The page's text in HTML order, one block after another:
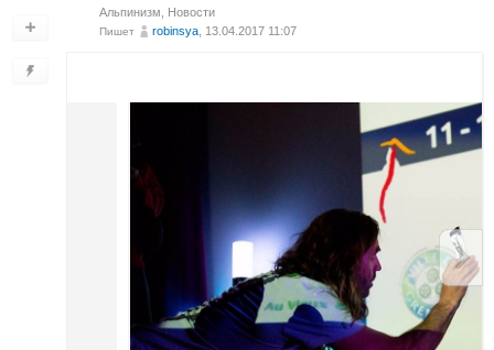
Альпинизм Новости
Пишет robinsya , 13.04.2017 11:07